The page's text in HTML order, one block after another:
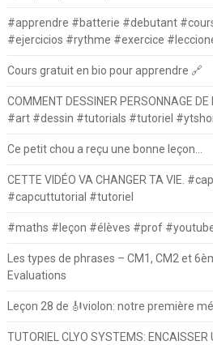
#apprendre #batterie #debutant
#ejercicios #rythme #exercice
Cours gratuit en bio pour apprendre 🔗
COMMENT DESSINER PERSONNAGE
#art #dessin #tutorials #tutoriel
Ce petit chou a reçu une bonne leçon…
CETTE VIDÉO VA CHANGER TA VIE.
#capcuttutorial #tutoriel
#maths #leçon #élèves #prof
Les types de phrases – CM1, CM2 et
Evaluations
Leçon 28 de 🎻violon: notre première
TUTORIEL CLYO SYSTEMS: ENCAISSER